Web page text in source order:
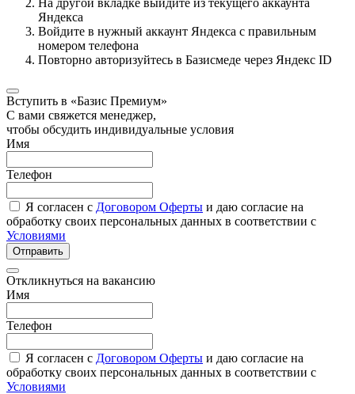
Яндекса
Войдите в нужный аккаунт Яндекса с правильным
номером телефона
Повторно авторизуйтесь в Базисмеде через Яндекс ID
Вступить в «Базис Премиум»
С вами свяжется менеджер,
чтобы обсудить индивидуальные условия
Имя
Телефон
Я согласен с Договором Оферты и даю согласие на
обработку своих персональных данных в соответствии с
Условиями
Отправить
Откликнуться на вакансию
Имя
Телефон
Я согласен с Договором Оферты и даю согласие на
обработку своих персональных данных в соответствии с
Условиями